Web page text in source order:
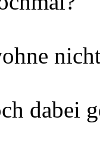
dabei